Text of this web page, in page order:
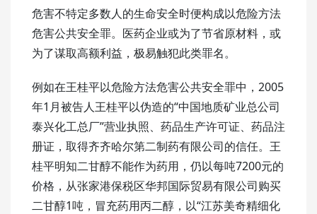
危害不特定多数人的生命安全时便构成以危险方法
危害公共安全罪。医药企业或为了节省原材料，或
为了谋取高额利益，极易触犯此类罪名。
例如在王桂平以危险方法危害公共安全罪中，2005
年1月被告人王桂平以伪造的“中国地质矿业总公司
泰兴化工总厂”营业执照、药品生产许可证、药品注
册证，取得齐齐哈尔第二制药有限公司的信任。王
桂平明知二甘醇不能作为药用，仍以每吨7200元的
价格，从张家港保税区华邦国际贸易有限公司购买
二甘醇1吨，冒充药用丙二醇，以“江苏美奇精细化